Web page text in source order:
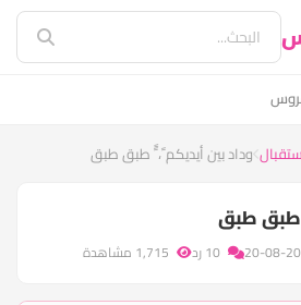
وداد بين أيديكم ً، ًً طبق طبق
طبق طبق